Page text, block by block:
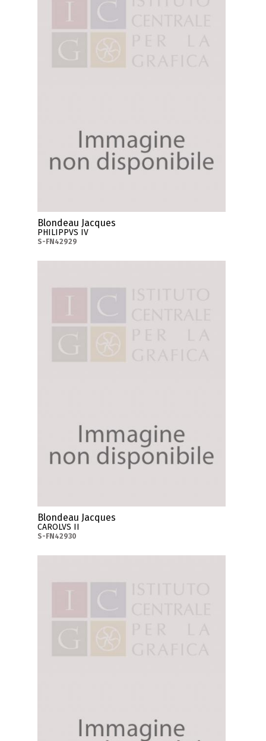
Blondeau Jacques
PHILIPPVS IV
S-FN42929
Blondeau Jacques
CAROLVS II
S-FN42930